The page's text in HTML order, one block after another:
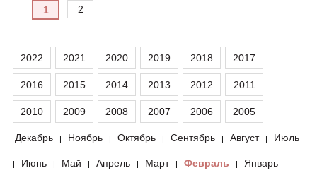
1 2
2022 2021 2020 2019 2018 2017
2016 2015 2014 2013 2012 2011
2010 2009 2008 2007 2006 2005
Декабрь | Ноябрь | Октябрь | Сентябрь | Август | Июль
| Июнь | Май | Апрель | Март | Февраль | Январь